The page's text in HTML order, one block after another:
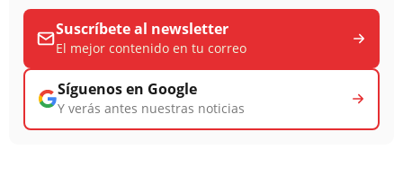
Suscríbete al newsletter
El mejor contenido en tu correo
Síguenos en Google
Y verás antes nuestras noticias